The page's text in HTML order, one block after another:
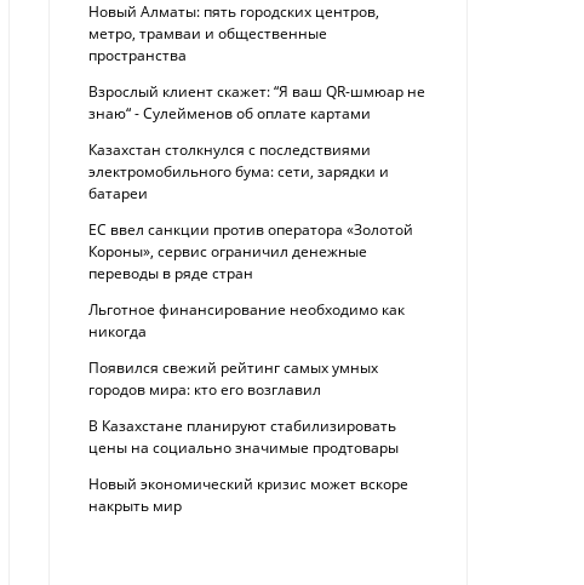
Новый Алматы: пять городских центров,
метро, трамваи и общественные
пространства
Взрослый клиент скажет: “Я ваш QR-шмюар не
знаю“ - Сулейменов об оплате картами
Казахстан столкнулся с последствиями
электромобильного бума: сети, зарядки и
батареи
ЕС ввел санкции против оператора «Золотой
Короны», сервис ограничил денежные
переводы в ряде стран
Льготное финансирование необходимо как
никогда
Появился свежий рейтинг самых умных
городов мира: кто его возглавил
В Казахстане планируют стабилизировать
цены на социально значимые продтовары
Новый экономический кризис может вскоре
накрыть мир